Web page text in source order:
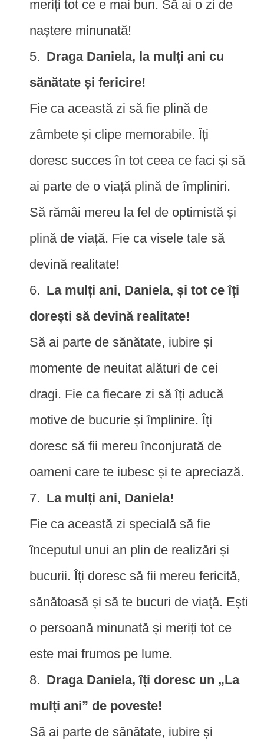
meriți tot ce e mai bun. Să ai o zi de
naștere minunată!
Draga Daniela, la mulți ani cu
sănătate și fericire!
Fie ca această zi să fie plină de
zâmbete și clipe memorabile. Îți
doresc succes în tot ceea ce faci și să
ai parte de o viață plină de împliniri.
Să rămâi mereu la fel de optimistă și
plină de viață. Fie ca visele tale să
devină realitate!
La mulți ani, Daniela, și tot ce îți
dorești să devină realitate!
Să ai parte de sănătate, iubire și
momente de neuitat alături de cei
dragi. Fie ca fiecare zi să îți aducă
motive de bucurie și împlinire. Îți
doresc să fii mereu înconjurată de
oameni care te iubesc și te apreciază.
La mulți ani, Daniela!
Fie ca această zi specială să fie
începutul unui an plin de realizări și
bucurii. Îți doresc să fii mereu fericită,
sănătoasă și să te bucuri de viață. Ești
o persoană minunată și meriți tot ce
este mai frumos pe lume.
Draga Daniela, îți doresc un „La
mulți ani” de poveste!
Să ai parte de sănătate, iubire și